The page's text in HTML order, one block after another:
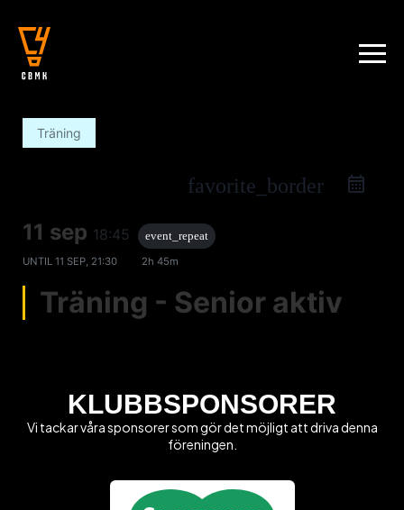
Träning
favorite_border
11 sep 18:45
event_repeat
UNTIL 11 SEP, 21:30 2h 45m
Träning - Senior aktiv
KLUBBSPONSORER
Vi tackar våra sponsorer som gör det möjligt att driva denna
föreningen.